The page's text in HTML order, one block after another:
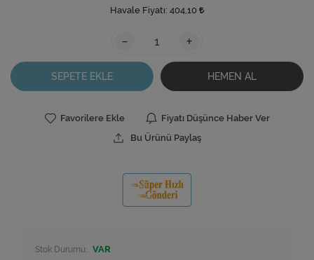
Havale Fiyatı: 404,10
- +
SEPETE EKLE HEMEN AL
Favorilere Ekle
Fiyatı Düşünce Haber Ver
Bu Ürünü Paylaş
Stok Durumu: VAR